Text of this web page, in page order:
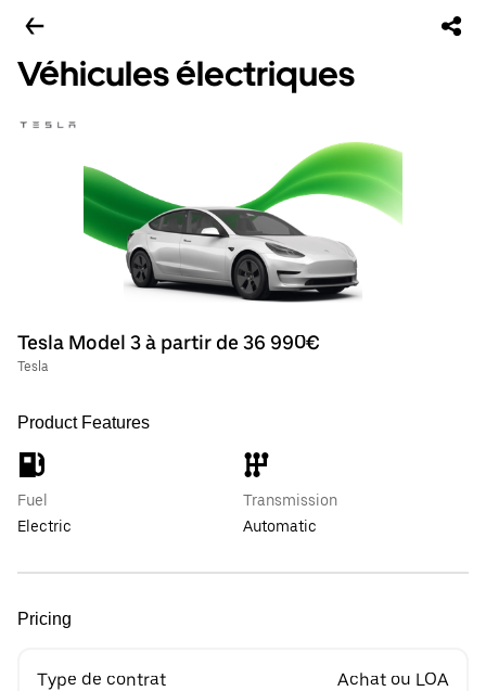
Véhicules électriques
Tesla Model 3 à partir de 36 990€
Tesla
Product Features
Fuel
Electric
Transmission
Automatic
Pricing
Type de contrat Achat ou LOA